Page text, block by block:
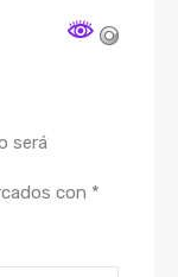
será
con *